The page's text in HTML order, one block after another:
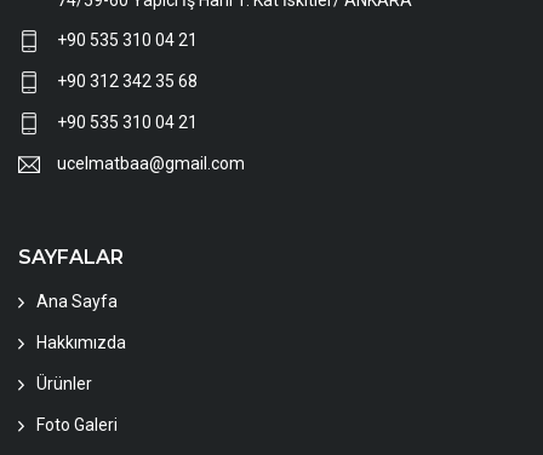
+90 535 310 04 21
+90 312 342 35 68
+90 535 310 04 21
ucelmatbaa@gmail.com
SAYFALAR
Ana Sayfa
Hakkımızda
Ürünler
Foto Galeri